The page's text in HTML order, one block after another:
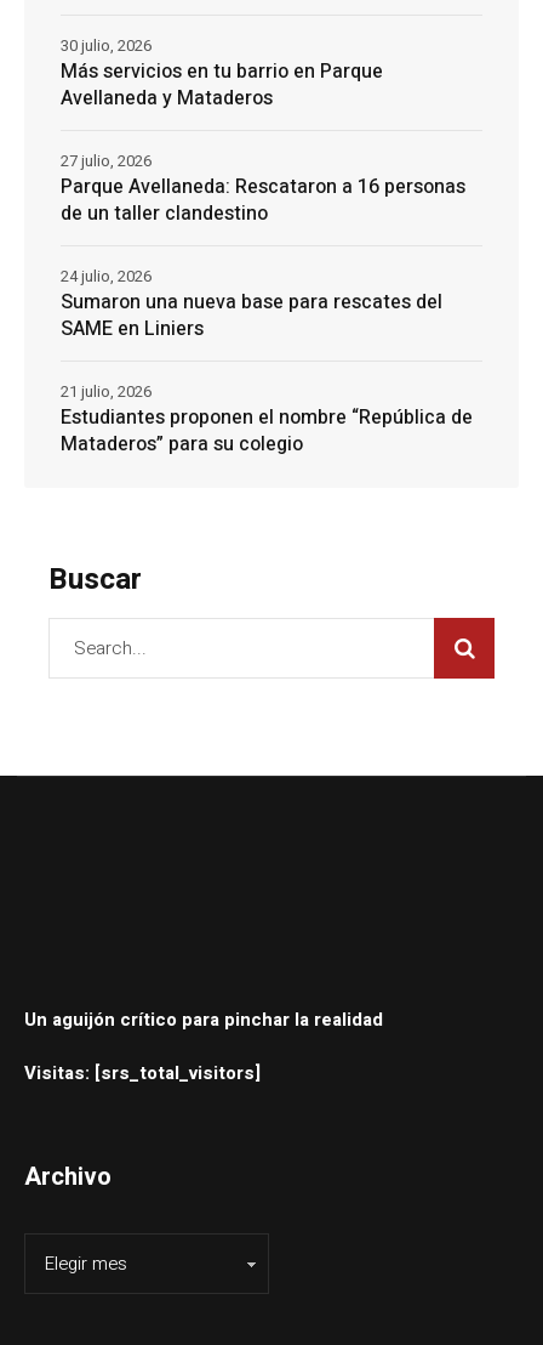
Más servicios en tu barrio en Parque
Avellaneda y Mataderos
30 julio, 2026
Parque Avellaneda: Rescataron a 16 personas
de un taller clandestino
27 julio, 2026
Sumaron una nueva base para rescates del
SAME en Liniers
24 julio, 2026
Estudiantes proponen el nombre “República de
Mataderos” para su colegio
21 julio, 2026
Buscar
Un aguijón crítico para pinchar la realidad
Visitas: [srs_total_visitors]
Archivo